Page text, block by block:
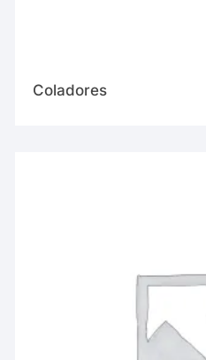
Coladores